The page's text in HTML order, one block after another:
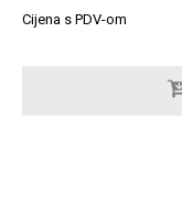
Cijena s PDV-om